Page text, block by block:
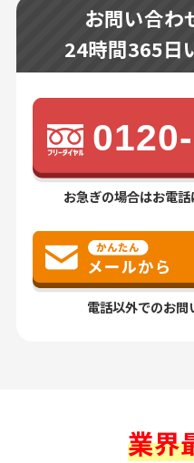
お問い合わ
24時間365日
お急ぎの場合はお電
電話以外でのお
業界